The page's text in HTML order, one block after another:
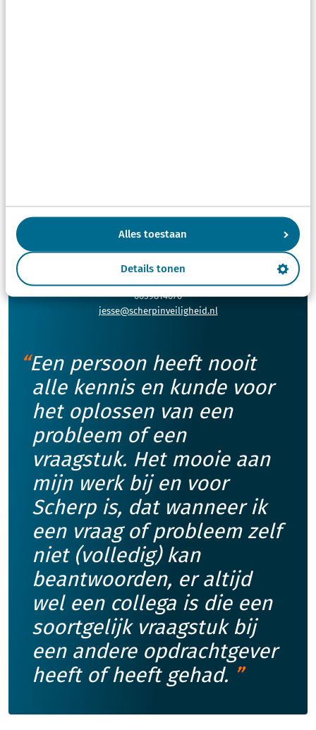
Alles toestaan
Details tonen
0659814070
jesse@scherpinveiligheid.nl
Een persoon heeft nooit
alle kennis en kunde voor
het oplossen van een
probleem of een
vraagstuk. Het mooie aan
mijn werk bij en voor
Scherp is, dat wanneer ik
een vraag of probleem zelf
niet (volledig) kan
beantwoorden, er altijd
wel een collega is die een
soortgelijk vraagstuk bij
een andere opdrachtgever
heeft of heeft gehad.